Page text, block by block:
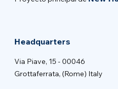
Headquarters
Via Piave, 15 - 00046
Grottaferrata, (Rome) Italy